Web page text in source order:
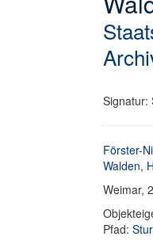
Signatur:
Förster-
Walden,
Weimar,
Pfad: